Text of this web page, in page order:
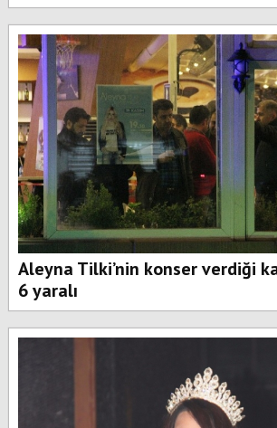
Aleyna Tilki’nin konser verdiği
6 yaralı